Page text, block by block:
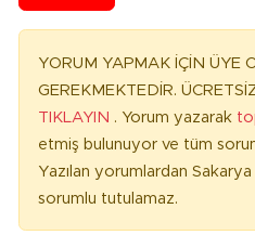
YORUM YAPMAK İÇİN ÜYE
GEREKMEKTEDİR.
TIKLAYIN . Yorum yazarak
etmiş bulunuyor ve tüm
Yazılan yorumlardan
sorumlu tutulamaz.